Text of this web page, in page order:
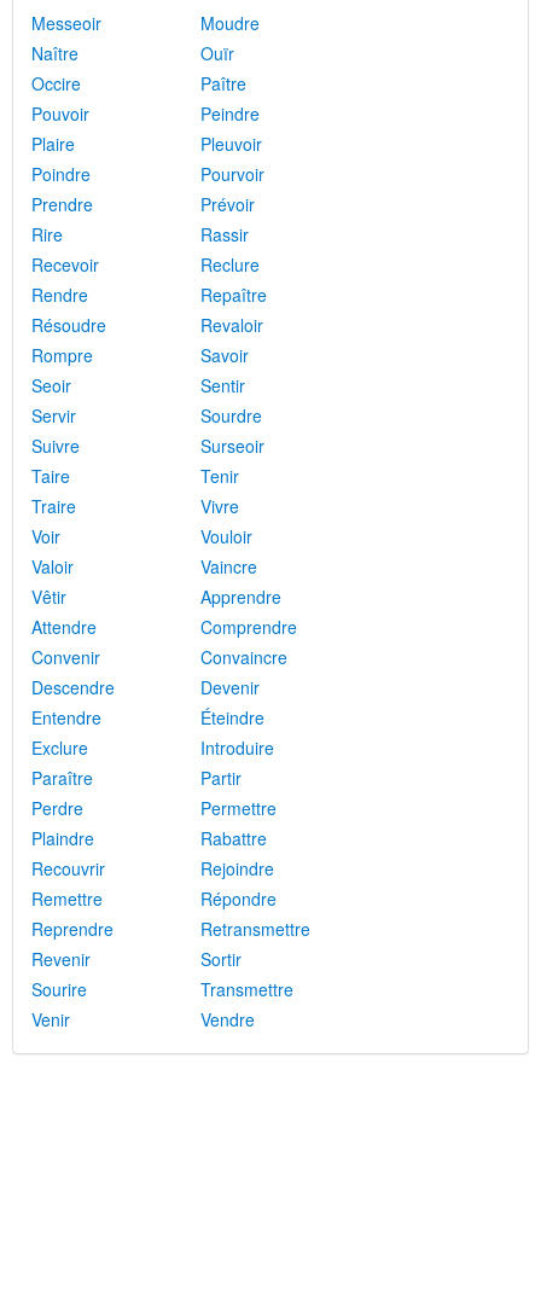
Messeoir
Moudre
Naître
Ouïr
Occire
Paître
Pouvoir
Peindre
Plaire
Pleuvoir
Poindre
Pourvoir
Prendre
Prévoir
Rire
Rassir
Recevoir
Reclure
Rendre
Repaître
Résoudre
Revaloir
Rompre
Savoir
Seoir
Sentir
Servir
Sourdre
Suivre
Surseoir
Taire
Tenir
Traire
Vivre
Voir
Vouloir
Valoir
Vaincre
Vêtir
Apprendre
Attendre
Comprendre
Convenir
Convaincre
Descendre
Devenir
Entendre
Éteindre
Exclure
Introduire
Paraître
Partir
Perdre
Permettre
Plaindre
Rabattre
Recouvrir
Rejoindre
Remettre
Répondre
Reprendre
Retransmettre
Revenir
Sortir
Sourire
Transmettre
Venir
Vendre